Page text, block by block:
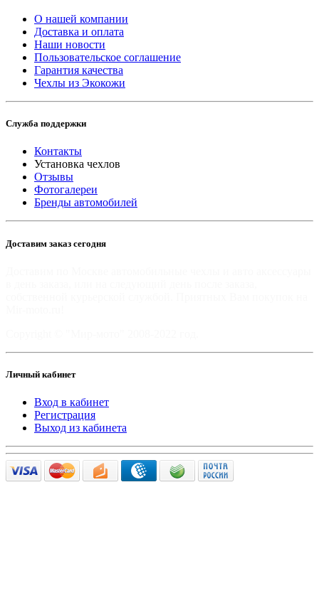
О нашей компании
Доставка и оплата
Наши новости
Пользовательское соглашение
Гарантия качества
Чехлы из Экокожи
Служба поддержки
Контакты
Установка чехлов
Отзывы
Фотогалереи
Бренды автомобилей
Доставим заказ сегодня
Личный кабинет
Вход в кабинет
Регистрация
Выход из кабинета